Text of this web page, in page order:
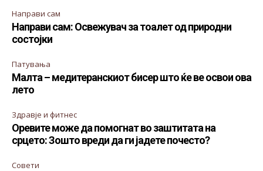
Направи сам
Направи сам: Освежувач за тоалет од природни
состојки
Патувања
Малта – медитеранскиот бисер што ќе ве освои ова
лето
Здравје и фитнес
Оревите може да помогнат во заштитата на
срцето: Зошто вреди да ги јадете почесто?
Совети